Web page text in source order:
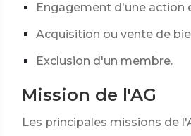
Engagement d'une action
Acquisition ou vente de
Exclusion d'un membre.
Mission de l'AG
Les principales missions de